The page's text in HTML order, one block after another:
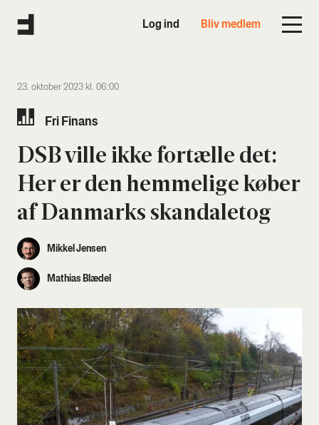
Log ind Bliv medlem
23. oktober 2023 kl. 06:00
Fri Finans
DSB vil­le ikke for­tæl­le det:
Her er den hem­me­li­ge køber
af Dan­marks skan­da­le­tog
Mikkel Jensen
Mathias Blædel